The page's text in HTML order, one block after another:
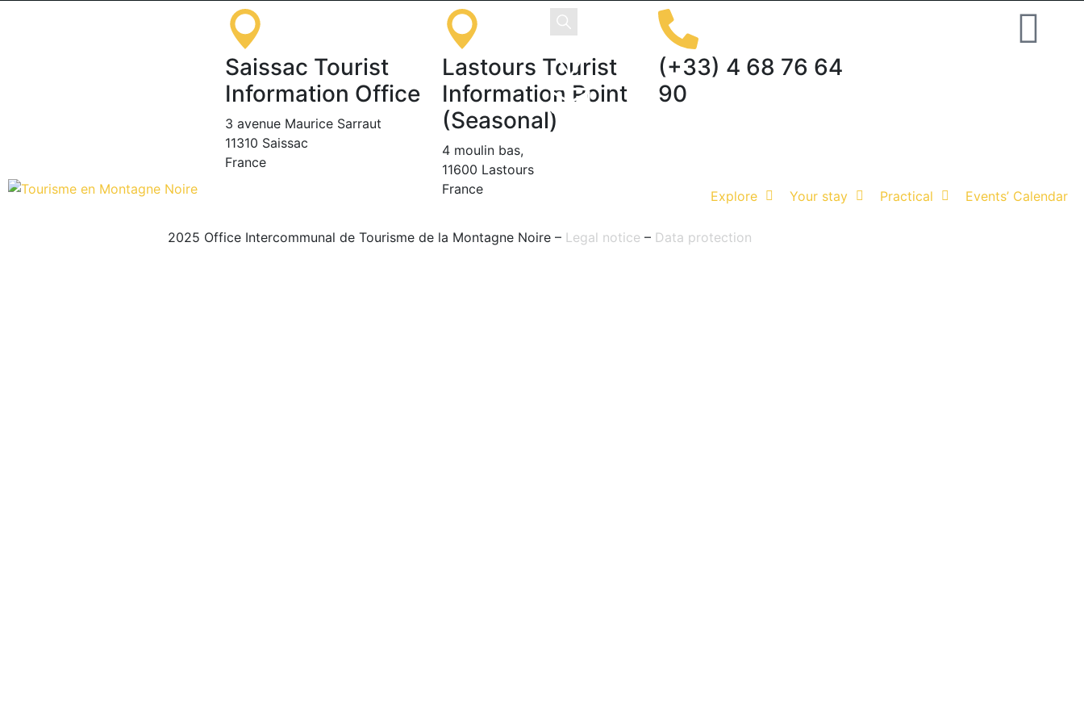
Explore Your stay Practical Events’ Calendar
Saissac Tourist
Information Office
3 avenue Maurice Sarraut
11310 Saissac
France
Lastours Tourist
Information Point
(Seasonal)
4 moulin bas,
11600 Lastours
France
(+33) 4 68 76 64
90
2025 Office Intercommunal de Tourisme de la Montagne Noire – Legal notice – Data protection